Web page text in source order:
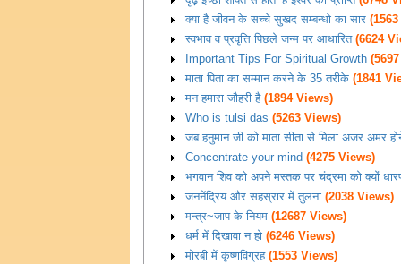
क्या है जीवन के सच्चे सुखद सम्बन्धो का सार
स्वभाव व प्रवृत्ति पिछले जन्म पर आधारित(6624
Important Tips For Spiritual Growth
माता पिता का सम्मान करने के 35 तरीके (1841
मन हमारा जौहरी है(1894 Views)
Who is tulsi das (5263 Views)
जब हनुमान जी को माता सीता से मिला अजर अमर
Concentrate your mind (4275 Views)
भगवान शिव को अपने मस्तक पर चंद्रमा को क्यों
जननेंद्रिय और सहस्रार में तुलना (2038 Views)
मन्त्र~जाप के नियम (12687 Views)
धर्म में दिखावा न हो (6246 Views)
मोरबी में कृष्णविग्रह(1553 Views)